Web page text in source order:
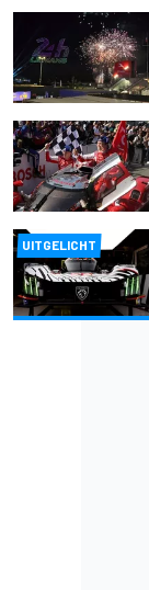
UITGELICHT